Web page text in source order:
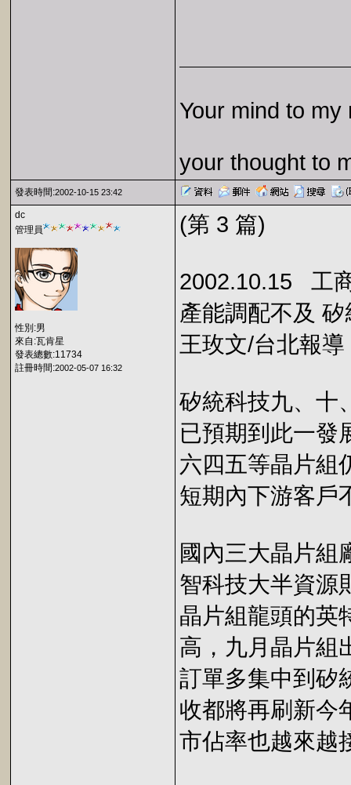
Your mind to my
your thought to
發表時間:2002-10-15 23:42
dc
管理員
性別:男
來自:瓦肯星
發表總數:11734
註冊時間:2002-05-07 16:32
(第 3 篇)
2002.10.15 工
產能調配不及
王玫文/台北報導
矽統科技九、十
已預期到此一發
六四五等晶片組
短期內下游客戶
國內三大晶片組
智科技大半資源
晶片組龍頭的英
高，九月晶片組
訂單多集中到矽
收都將再刷新今
市佔率也越來越